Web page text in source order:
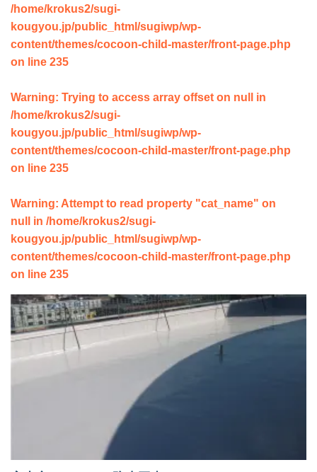
/home/krokus2/sugi-
kougyou.jp/public_html/sugiwp/wp-
content/themes/cocoon-child-master/front-page.php
on line 235
Warning: Trying to access array offset on null in
/home/krokus2/sugi-
kougyou.jp/public_html/sugiwp/wp-
content/themes/cocoon-child-master/front-page.php
on line 235
Warning: Attempt to read property "cat_name" on
null in /home/krokus2/sugi-
kougyou.jp/public_html/sugiwp/wp-
content/themes/cocoon-child-master/front-page.php
on line 235